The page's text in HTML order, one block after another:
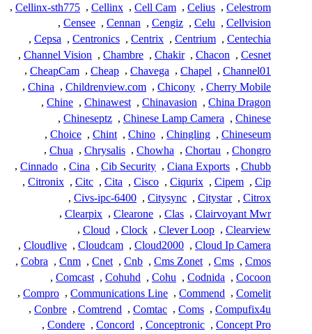
Celestrom
,
Celius
,
Cell Cam
,
Cellinx
,
Cellinx-sth775
,
Cellvision
,
Celu
,
Cengiz
,
Cennan
,
Censee
,
Centechia
,
Centrium
,
Centrix
,
Centronics
,
Cepsa
,
Cesnet
,
Chacon
,
Chakir
,
Chambre
,
Channel Vision
,
Channel01
,
Chapel
,
Chavega
,
Cheap
,
CheapCam
,
Cherry Mobile
,
Chicony
,
Childrenview.com
,
China
,
China Dragon
,
Chinavasion
,
Chinawest
,
Chine
,
Chinese
,
Chinese Lamp Camera
,
Chineseptz
,
Chineseum
,
Chingling
,
Chino
,
Chint
,
Choice
,
Chongro
,
Chortau
,
Chowha
,
Chrysalis
,
Chua
,
Chubb
,
Ciana Exports
,
Cib Security
,
Cina
,
Cinnado
,
Cip
,
Cipem
,
Ciqurix
,
Cisco
,
Cita
,
Citc
,
Citronix
,
Citrox
,
Citystar
,
Citysync
,
Civs-ipc-6400
,
Clairvoyant Mwr
,
Clas
,
Clearone
,
Clearpix
,
Clearview
,
Clever Loop
,
Clock
,
Cloud
,
Cloud Ip Camera
,
Cloud2000
,
Cloudcam
,
Cloudlive
,
Cmos
,
Cms
,
Cms Zonet
,
Cnb
,
Cnet
,
Cnm
,
Cobra
,
Cocoon
,
Codnida
,
Cohu
,
Cohuhd
,
Comcast
,
Comelit
,
Commend
,
Communications Line
,
Compro
,
Compufix4u
,
Coms
,
Comtac
,
Comtrend
,
Conbre
,
Concept Pro
,
Conceptronic
,
Concord
,
Condere
,